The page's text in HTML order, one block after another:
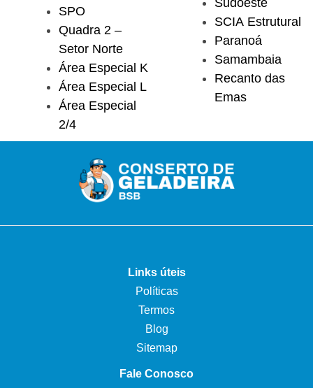
SPO
Quadra 2 –
Setor Norte
Área Especial K
Área Especial L
Área Especial
2/4
SCIA Estrutural
Paranoá
Samambaia
Recanto das
Emas
Links úteis
Políticas
Termos
Blog
Sitemap
Fale Conosco